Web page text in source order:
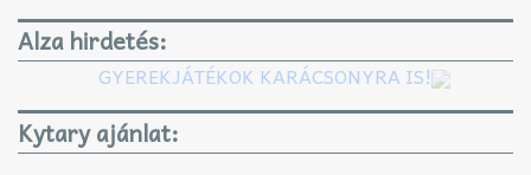
Alza hirdetés:
GYEREKJÁTÉKOK KARÁCSONYRA IS!
Kytary ajánlat: